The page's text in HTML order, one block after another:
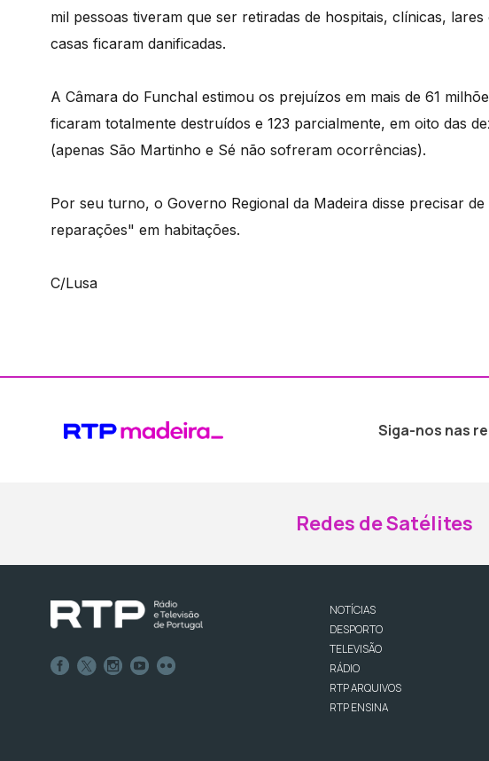
mil pessoas tiveram que ser retiradas de hospitais, clínicas,
casas ficaram danificadas.
A Câmara do Funchal estimou os prejuízos em mais de 61
ficaram totalmente destruídos e 123 parcialmente, em oito das
(apenas São Martinho e Sé não sofreram ocorrências).
Por seu turno, o Governo Regional da Madeira disse precisar
reparações" em habitações.
C/Lusa
Siga-nos nas
Redes de Satélites
NOTÍCIAS
DESPORTO
TELEVISÃO
RÁDIO
RTP ARQUIVOS
RTP ENSINA